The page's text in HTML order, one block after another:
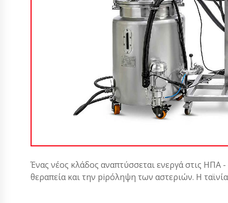
Ένας νέος κλάδος αναπτύσσεται ενεργά στις ΗΠΑ -
θεραπεία και την piρόληψη των αστεριών. Η